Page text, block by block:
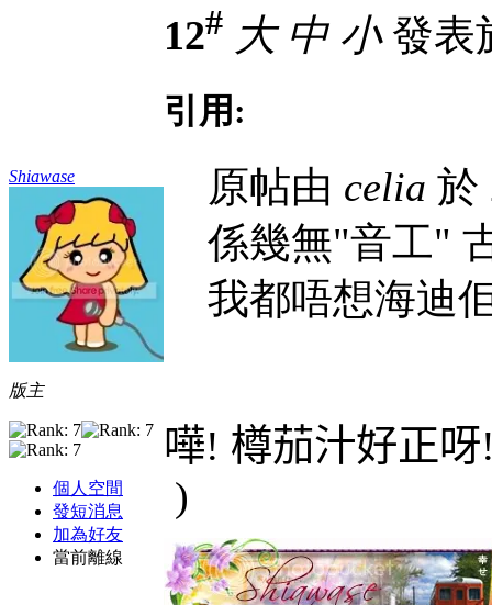
Shiawase
版主
個人空間
發短消息
加為好友
當前離線
12# 大 中 小發表
引用:
原帖由 celia 於
係幾無"音工"
我都唔想海迪
嘩! 樽茄汁好正呀
)